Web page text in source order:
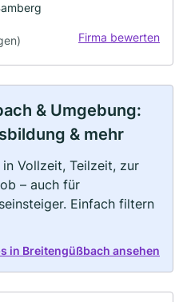
Firma bewerten
& Umgebung:
& mehr
Vollzeit, Teilzeit, zur
– auch für
Einfach filtern
in Breitengüßbach ansehen